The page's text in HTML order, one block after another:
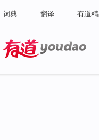
词典 翻译 有道